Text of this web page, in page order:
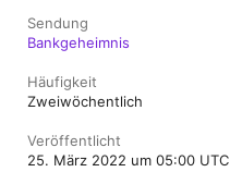
Sendung
Bankgeheimnis
Häufigkeit
Zweiwöchentlich
Veröffentlicht
25. März 2022 um 05:00 UTC